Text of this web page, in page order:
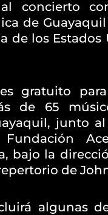
concierto
de
de los Estados
gratuito
de 65
junto
bajo la
de
algunas